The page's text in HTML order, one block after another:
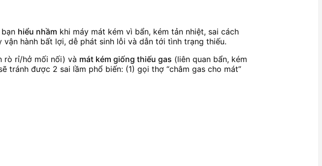
hiểu nhầm khi máy mát kém vì bẩn, kém tản nhiệt, sai cách
hành bất lợi, dễ phát sinh lỗi và dẫn tới tình trạng thiếu.
rò rỉ/hở mối nối) và mát kém giống thiếu gas (liên quan bẩn, kém
tránh được 2 sai lầm phổ biến: (1) gọi thợ “châm gas cho mát”